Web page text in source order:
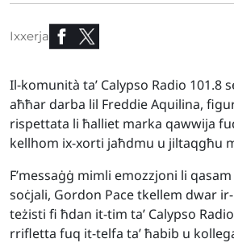
Ixxerja
Il-komunità ta’ Calypso Radio 101.8
aħħar darba lil Freddie Aquilina,
rispettata li ħalliet marka qawwija
kellhom ix-xorti jaħdmu u jiltaqgħu
F’messaġġ mimli emozzjoni li
soċjali, Gordon Pace tkellem dwar
teżisti fi ħdan it-tim ta’ Calypso
rrifletta fuq it-telfa ta’ ħabib u